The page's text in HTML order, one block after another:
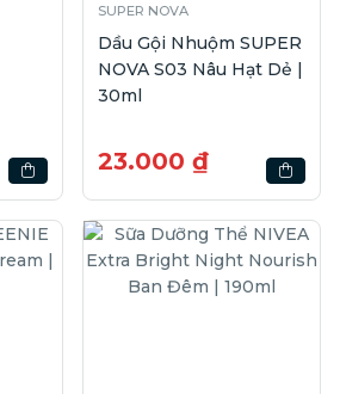
SUPER NOVA
Dầu Gội Nhuộm SUPER
NOVA S03 Nâu Hạt Dẻ |
30ml
23.000 ₫